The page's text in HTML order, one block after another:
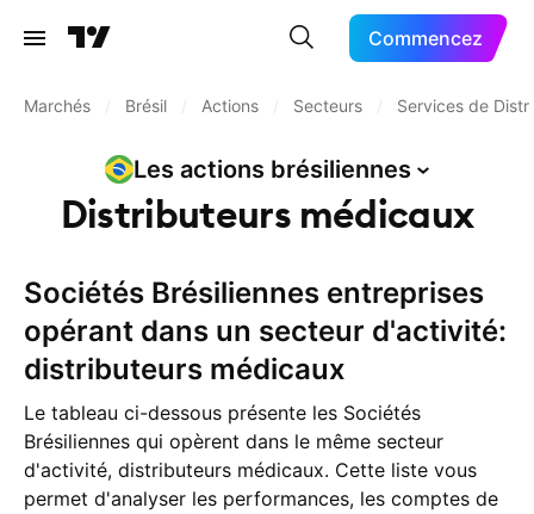
Commencez
Marchés Brésil Actions Secteurs Services de
Les actions brésiliennes
Distributeurs médicaux
Sociétés Brésiliennes entreprises
opérant dans un secteur d'activité:
distributeurs médicaux
Le tableau ci-dessous présente les Sociétés
Brésiliennes qui opèrent dans le même secteur
d'activité, distributeurs médicaux. Cette liste vous
permet d'analyser les performances, les comptes de